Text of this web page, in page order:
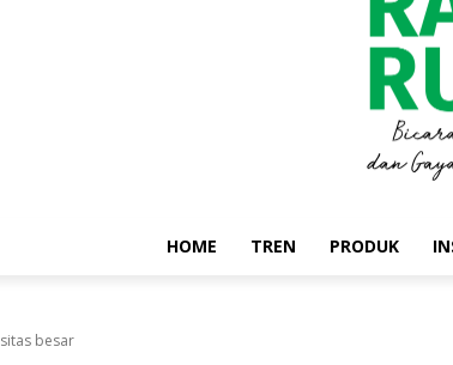
HOME TREN PRODUK
besar